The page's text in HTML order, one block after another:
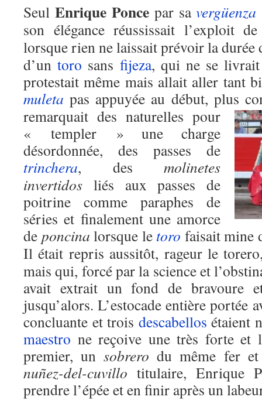
Seul Enrique Poncepar sa
son élégance réussissait l’exploit
lorsque rien ne laissait prévoir la
d’untoro sans fijeza, qui ne se livrait
protestait même mais allait aller tant
muleta pas appuyée au début, plus
remarquait des naturelles pour
« templer » une charge
désordonnée, des passes de
trinchera, des molinetes
invertidos liés aux passes de
poitrine comme paraphes de
séries et finalement une amorce
de poncina lorsque le toro faisait mine
Il était repris aussitôt, rageur le
mais qui, forcé par la science et
avait extrait un fond de bravoure et
jusqu’alors. L’estocade entière portée
concluante et trois descabellos étaient
maestro ne reçoive une très forte et
premier, unsobrero du même fer
nuñez-del-cuvillo titulaire, Enrique
prendre l’épée et en finir après un